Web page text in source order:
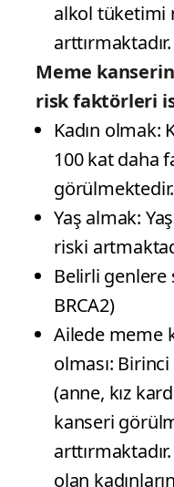
alkol tüketimi
arttırmaktadır.
Meme
risk faktörleri
Kadın olmak:
100 kat daha
görülmektedir.
Yaş almak:
riski
Belirli genlere
BRCA2)
Ailede meme
olması:
(anne, kız
kanseri
olan